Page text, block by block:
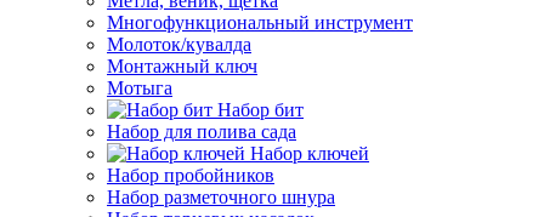
Многофункциональный инструмент
Молоток/кувалда
Монтажный ключ
Мотыга
Набор бит
Набор для полива сада
Набор ключей
Набор пробойников
Набор разметочного шнура